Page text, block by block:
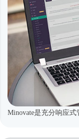
Minovate是充分响应式